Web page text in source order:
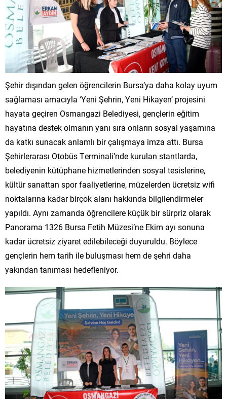
Şehir dışından gelen öğrencilerin Bursa’ya daha kolay uyum
sağlaması amacıyla ‘Yeni Şehrin, Yeni Hikayen’ projesini
hayata geçiren Osmangazi Belediyesi, gençlerin eğitim
hayatına destek olmanın yanı sıra onların sosyal yaşamına
da katkı sunacak anlamlı bir çalışmaya imza attı. Bursa
Şehirlerarası Otobüs Terminali’nde kurulan stantlarda,
belediyenin kütüphane hizmetlerinden sosyal tesislerine,
kültür sanattan spor faaliyetlerine, müzelerden ücretsiz wifi
noktalarına kadar birçok alanı hakkında bilgilendirmeler
yapıldı. Aynı zamanda öğrencilere küçük bir sürpriz olarak
Panorama 1326 Bursa Fetih Müzesi’ne Ekim ayı sonuna
kadar ücretsiz ziyaret edilebileceği duyuruldu. Böylece
gençlerin hem tarih ile buluşması hem de şehri daha
yakından tanıması hedefleniyor.